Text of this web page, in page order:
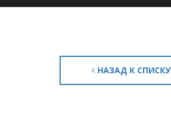
НАЗАД К СПИСКУ